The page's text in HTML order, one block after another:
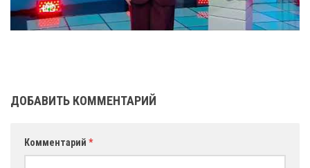
ДОБАВИТЬ КОММЕНТАРИЙ
Комментарий *